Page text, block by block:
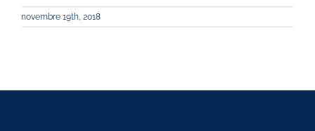
novembre 19th, 2018